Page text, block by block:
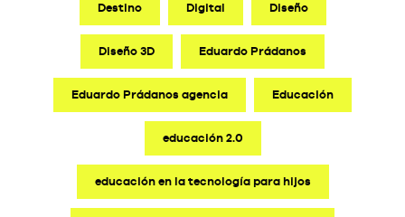
Destino Digital Diseño
Diseño 3D Eduardo Prádanos
Eduardo Prádanos agencia Educación
educación 2.0
educación en la tecnología para hijos